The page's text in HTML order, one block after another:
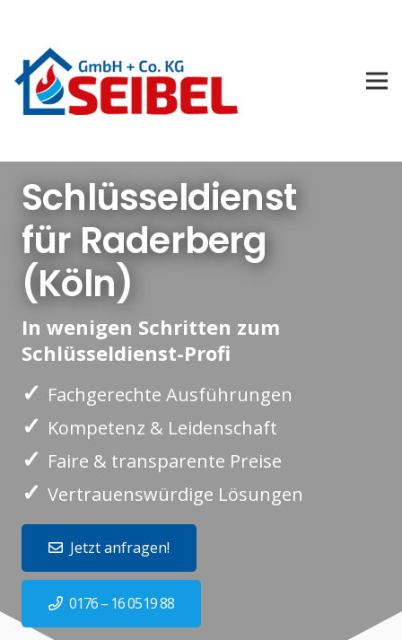
Schlüsseldienst
für Raderberg
(Köln)
In wenigen Schritten zum
Schlüsseldienst-Profi
✓ Fachgerechte Ausführungen
✓ Kompetenz & Leidenschaft
✓ Faire & transparente Preise
✓ Vertrauenswürdige Lösungen
Jetzt anfragen!
0176 – 16 0519 88